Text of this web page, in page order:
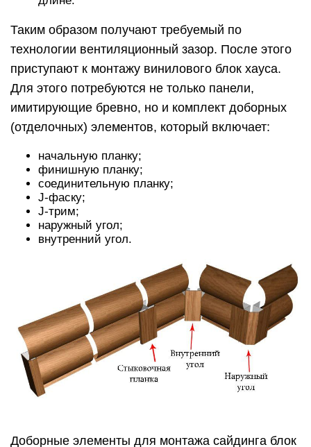
Таким образом получают требуемый по
технологии вентиляционный зазор. После этого
приступают к монтажу винилового блок хауса.
Для этого потребуются не только панели,
имитирующие бревно, но и комплект доборных
(отделочных) элементов, который включает:
начальную планку;
финишную планку;
соединительную планку;
J-фаску;
J-трим;
наружный угол;
внутренний угол.
Доборные элементы для монтажа сайдинга блок